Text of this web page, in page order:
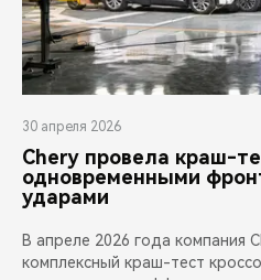
30 апреля 2026
Chery провела краш-
одновременными
ударами
В апреле 2026 года компания
комплексный краш-тест